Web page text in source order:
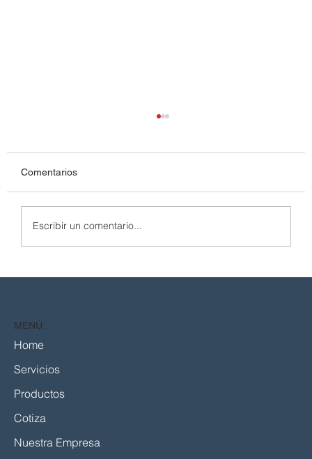
Comentarios
Escribir un comentario...
Home
Servicios
Productos
Cotiza
Nuestra Empresa
MENÚ: